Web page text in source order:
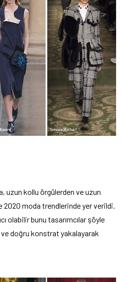
uzun kollu örgülerden ve uzun
2020 moda trendlerinde yer verildi.
olabilir bunu tasarımcılar şöyle
doğru konstrat yakalayarak